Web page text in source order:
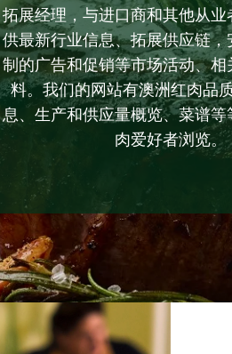
拓展经理，与进口商和其他从
供最新行业信息、拓展供应链
制的广告和促销等市场活动、
料。我们的网站有澳洲红肉品
息、生产和供应量概览、菜谱
肉爱好者浏览。